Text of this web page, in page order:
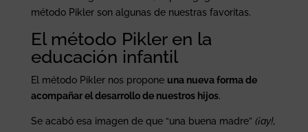
método Pikler son algunas de nuestras favoritas.
El método Pikler en la
educación infantil
El método Pikler nos propone una nueva forma de
acompañar el desarrollo de nuestros hijos.
Se acabó esa imagen de que “una buena madre” (¡ay!,